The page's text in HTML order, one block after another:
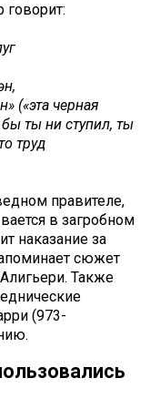
говорит:
(«эта черная
ты ни ступил, ты
труд
правителе,
в загробном
наказание за
сюжет
Также
(973-